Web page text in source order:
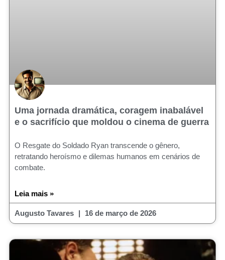
Uma jornada dramática, coragem inabalável
e o sacrifício que moldou o cinema de guerra
O Resgate do Soldado Ryan transcende o gênero,
retratando heroísmo e dilemas humanos em cenários de
combate.
Leia mais »
Augusto Tavares 16 de março de 2026